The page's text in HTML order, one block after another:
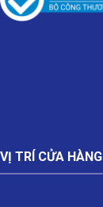
VỊ TRÍ CỬA HÀNG